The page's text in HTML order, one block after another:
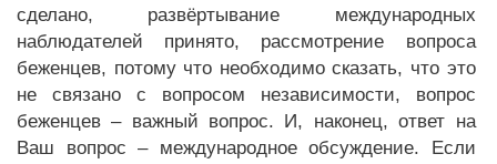
сделано, развёртывание международных
наблюдателей принято, рассмотрение вопроса
беженцев, потому что необходимо сказать, что это
не связано с вопросом независимости, вопрос
беженцев – важный вопрос. И, наконец, ответ на
Ваш вопрос – международное обсуждение. Если